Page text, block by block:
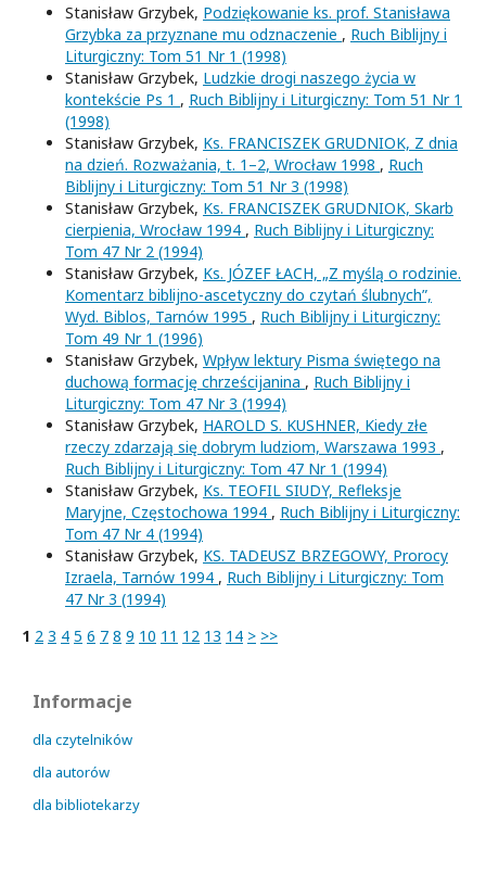
Stanisław Grzybek, Podziękowanie ks. prof. Stanisława
Grzybka za przyznane mu odznaczenie , Ruch Biblijny i
Liturgiczny: Tom 51 Nr 1 (1998)
Stanisław Grzybek, Ludzkie drogi naszego życia w
kontekście Ps 1 , Ruch Biblijny i Liturgiczny: Tom 51 Nr 1
(1998)
Stanisław Grzybek, Ks. FRANCISZEK GRUDNIOK, Z dnia
na dzień. Rozważania, t. 1–2, Wrocław 1998 , Ruch
Biblijny i Liturgiczny: Tom 51 Nr 3 (1998)
Stanisław Grzybek, Ks. FRANCISZEK GRUDNIOK, Skarb
cierpienia, Wrocław 1994 , Ruch Biblijny i Liturgiczny:
Tom 47 Nr 2 (1994)
Stanisław Grzybek, Ks. JÓZEF ŁACH, „Z myślą o rodzinie.
Komentarz biblijno-ascetyczny do czytań ślubnych”,
Wyd. Biblos, Tarnów 1995 , Ruch Biblijny i Liturgiczny:
Tom 49 Nr 1 (1996)
Stanisław Grzybek, Wpływ lektury Pisma świętego na
duchową formację chrześcijanina , Ruch Biblijny i
Liturgiczny: Tom 47 Nr 3 (1994)
Stanisław Grzybek, HAROLD S. KUSHNER, Kiedy złe
rzeczy zdarzają się dobrym ludziom, Warszawa 1993 ,
Ruch Biblijny i Liturgiczny: Tom 47 Nr 1 (1994)
Stanisław Grzybek, Ks. TEOFIL SIUDY, Refleksje
Maryjne, Częstochowa 1994 , Ruch Biblijny i Liturgiczny:
Tom 47 Nr 4 (1994)
Stanisław Grzybek, KS. TADEUSZ BRZEGOWY, Prorocy
Izraela, Tarnów 1994 , Ruch Biblijny i Liturgiczny: Tom
47 Nr 3 (1994)
1 2 3 4 5 6 7 8 9 10 11 12 13 14 > >>
Informacje
dla czytelników
dla autorów
dla bibliotekarzy